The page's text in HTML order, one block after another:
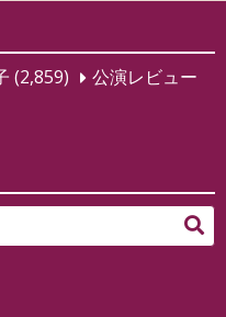
(2,859)
公演レビュー
検